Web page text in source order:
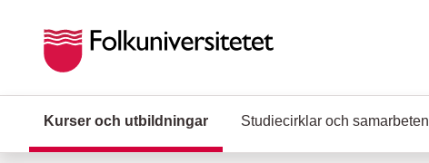
Kurser och utbildningar (Aktuell sida)
Studiecirklar och samarbeten